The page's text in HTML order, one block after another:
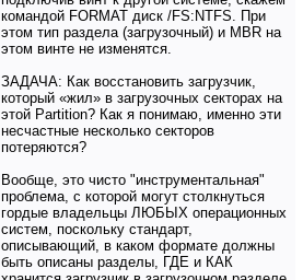
командой FORMAT диск /FS:NTFS. При
этом тип раздела (загрузочный) и MBR на
этом винте не изменятся.
ЗАДАЧА: Как восстановить загрузчик,
который «жил» в загрузочных секторах на
этой Partition? Как я понимаю, именно эти
несчастные несколько секторов
потеряются?
Вообще, это чисто "инструментальная"
проблема, с которой могут столкнуться
гордые владельцы ЛЮБЫХ операционных
систем, поскольку стандарт,
описывающий, в каком формате должны
быть описаны разделы, ГДЕ и КАК